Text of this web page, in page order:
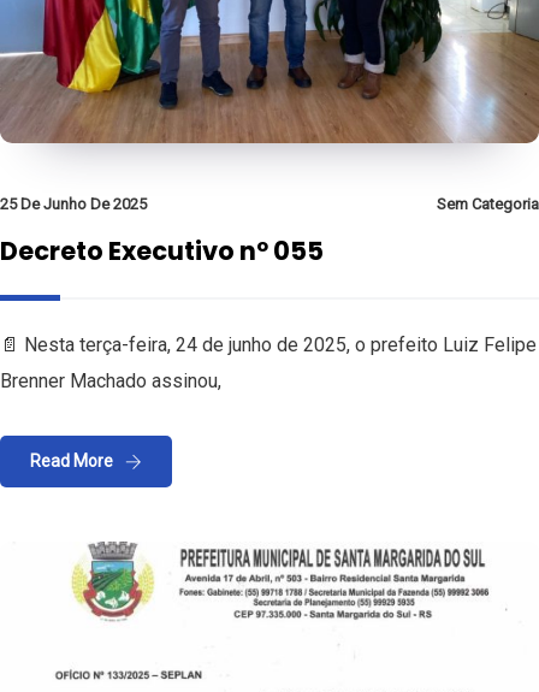
25 De Junho De 2025 Sem Categoria
Decreto Executivo nº 055
📄 Nesta terça-feira, 24 de junho de 2025, o prefeito Luiz Felipe
Brenner Machado assinou,
Read More